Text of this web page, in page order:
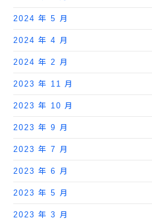
2024 年 5 月
2024 年 4 月
2024 年 2 月
2023 年 11 月
2023 年 10 月
2023 年 9 月
2023 年 7 月
2023 年 6 月
2023 年 5 月
2023 年 3 月